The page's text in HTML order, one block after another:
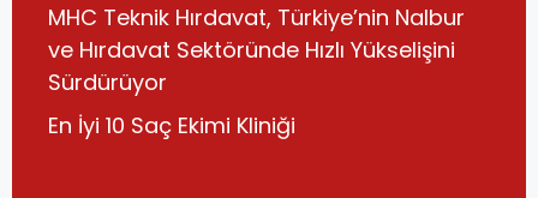
MHC Teknik Hırdavat, Türkiye’nin Nalbur
ve Hırdavat Sektöründe Hızlı Yükselişini
Sürdürüyor
En İyi 10 Saç Ekimi Kliniği